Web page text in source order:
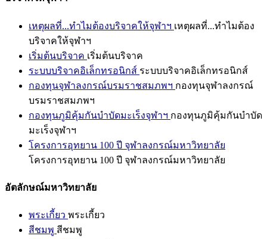
เหตุผลที่...ทำไมต้องบริจาคให้จุฬาฯ เหตุผลที่...ทำไมต้อง
บริจาคให้จุฬาฯ
เริ่มต้นบริจาค เริ่มต้นบริจาค
ระบบบริจาคอิเล็กทรอนิกส์ ระบบบริจาคอิเล็กทรอนิกส์
กองทุนจุฬาลงกรณ์บรมราชสมภพฯ กองทุนจุฬาลงกรณ์
บรมราชสมภพฯ
กองทุนภูมิคุ้มกันบำบัดมะเร็งจุฬาฯ กองทุนภูมิคุ้มกันบำบัด
มะเร็งจุฬาฯ
โครงการอุทยาน 100 ปี จุฬาลงกรณ์มหาวิทยาลัย
โครงการอุทยาน 100 ปี จุฬาลงกรณ์มหาวิทยาลัย
อัตลักษณ์มหาวิทยาลัย
พระเกี้ยว พระเกี้ยว
สีชมพู สีชมพู